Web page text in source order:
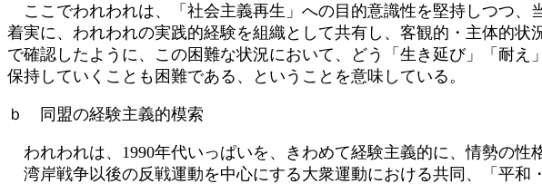
ここでわれわれは、「社会主義再生」への目的意識性を堅持しつつ、
着実に、われわれの実践的経験を組織として共有し、客観的・主体的状
で確認したように、この困難な状況において、どう「生き延び」「耐
保持していくことも困難である、ということを意味している。
ｂ 同盟の経験主義的模索
われわれは、1990年代いっぱいを、きわめて経験主義的に、情勢の性
湾岸戦争以後の反戦運動を中心にする大衆運動における共同、「平和